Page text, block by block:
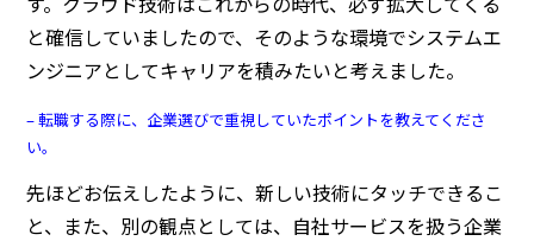
と確信していましたので、そのような環境でシステムエ
ンジニアとしてキャリアを積みたいと考えました。
– 転職する際に、企業選びで重視していたポイントを教えてくださ
い。
先ほどお伝えしたように、新しい技術にタッチできるこ
と、また、別の観点としては、自社サービスを扱う企業